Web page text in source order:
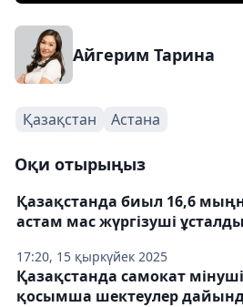
Айгерим Тарина
Қазақстан Астана
Оқи отырыңыз
17:20, 15 қыркүйек 2025
Қазақстанда биыл 16,6
астам мас жүргізуші ұсталды
Қазақстанда самокат
қосымша шектеулер